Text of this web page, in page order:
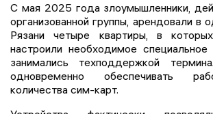
С мая 2025 года злоумышленники,
организованной группы, арендовали в
Рязани четыре квартиры, в
настроили необходимое
занимались техподдержкой
одновременно обеспечивать
количества сим-карт.